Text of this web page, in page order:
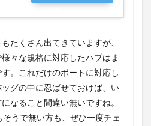
たくさん出てきていますが、
々な規格に対応したハブはま
。これだけのポートに対応し
グの中に忍ばせておけば、い
なること間違い無いですね。
うで無い方も、ぜひ一度チェ